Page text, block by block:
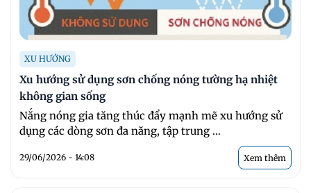
XU HƯỚNG
Xu hướng sử dụng sơn chống nóng tường hạ nhiệt
không gian sống
Nắng nóng gia tăng thúc đẩy mạnh mẽ xu hướng sử
dụng các dòng sơn đa năng, tập trung ...
29/06/2026 - 14:08 Xem thêm